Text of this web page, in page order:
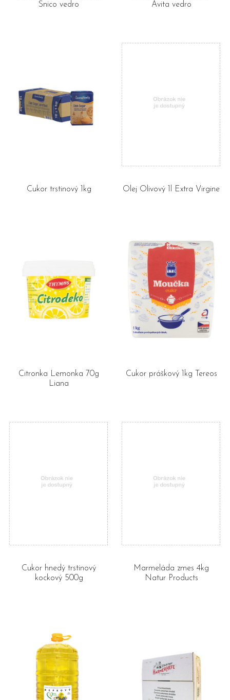
Snico vedro
Avita vedro
Cukor trstinový 1kg Olej Olivový 1l Extra Virgine
Citronka Lemonka 70g
Liana
Cukor práškový 1kg Tereos
Cukor hnedý trstinový
kockový 500g
Marmeláda zmes 4kg
Natur Products